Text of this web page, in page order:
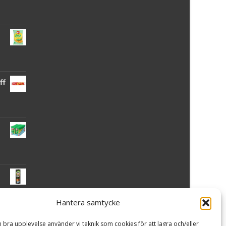
Hantera samtycke
bra upplevelse använder vi teknik som cookies för att lagra och/eller
-